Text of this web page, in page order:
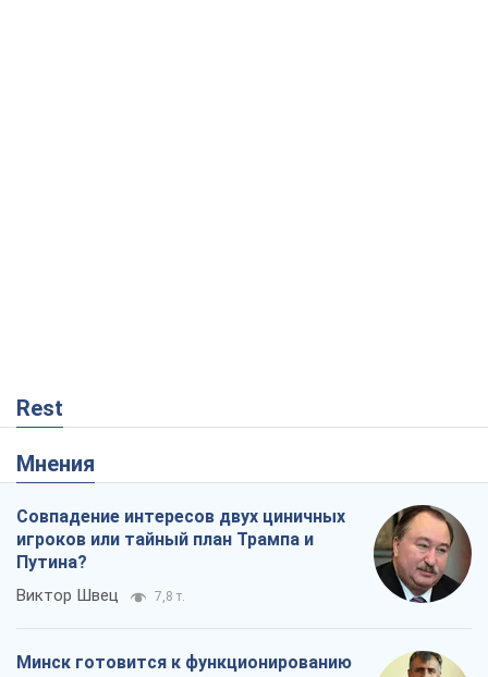
Rest
Мнения
Совпадение интересов двух циничных
игроков или тайный план Трампа и
Путина?
Виктор Швец 7,8 т.
Минск готовится к функционированию